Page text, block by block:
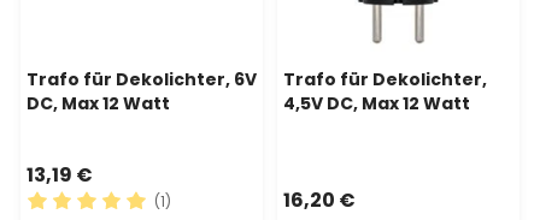
Trafo für Dekolichter, 6V
DC, Max 12 Watt
13,19 €
(1)
Trafo für Dekolichter,
4,5V DC, Max 12 Watt
16,20 €